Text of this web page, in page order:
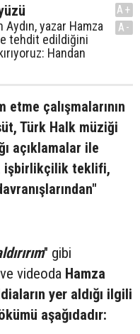
yazar Hamza
tehdit edildiğini
Handan
A+
A-
çalışmalarının
Türk Halk müziği
açıklamalar ile
işbirlikçilik teklifi,
" gibi
videoda Hamza
yer aldığı ilgili
aşağıdadır: